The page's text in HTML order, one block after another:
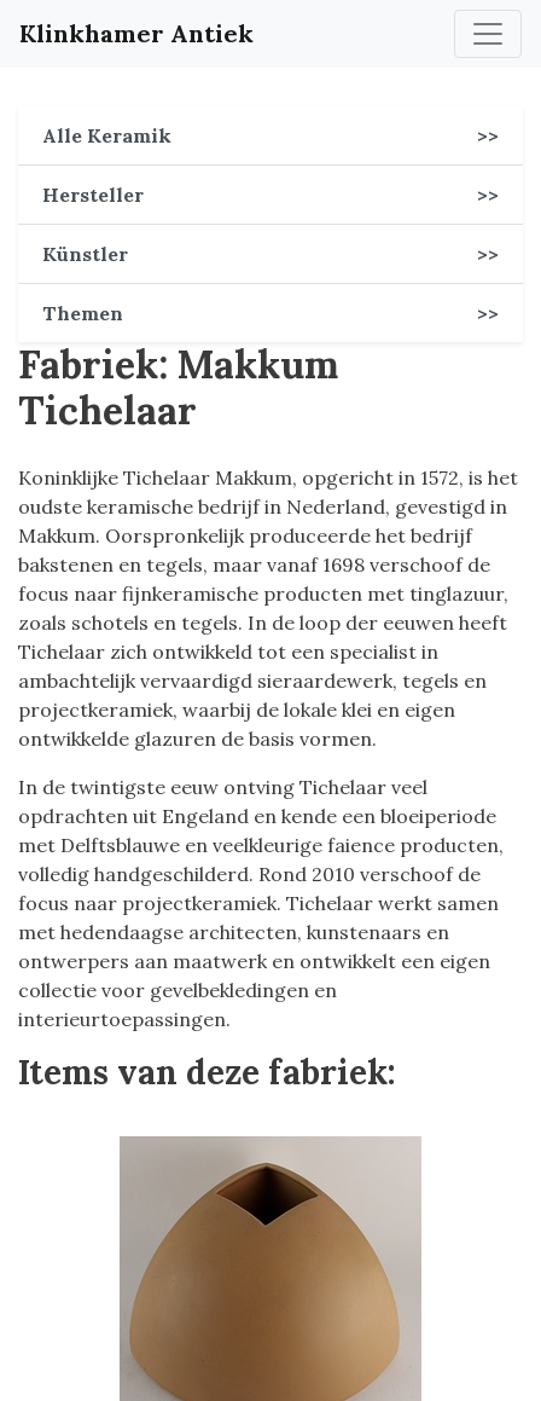
Klinkhamer Antiek
Alle Keramik >>
Hersteller >>
Künstler >>
Themen >>
Fabriek: Makkum
Tichelaar
Koninklijke Tichelaar Makkum, opgericht in 1572, is het
oudste keramische bedrijf in Nederland, gevestigd in
Makkum. Oorspronkelijk produceerde het bedrijf
bakstenen en tegels, maar vanaf 1698 verschoof de
focus naar fijnkeramische producten met tinglazuur,
zoals schotels en tegels. In de loop der eeuwen heeft
Tichelaar zich ontwikkeld tot een specialist in
ambachtelijk vervaardigd sieraardewerk, tegels en
projectkeramiek, waarbij de lokale klei en eigen
ontwikkelde glazuren de basis vormen.
In de twintigste eeuw ontving Tichelaar veel
opdrachten uit Engeland en kende een bloeiperiode
met Delftsblauwe en veelkleurige faience producten,
volledig handgeschilderd. Rond 2010 verschoof de
focus naar projectkeramiek. Tichelaar werkt samen
met hedendaagse architecten, kunstenaars en
ontwerpers aan maatwerk en ontwikkelt een eigen
collectie voor gevelbekledingen en
interieurtoepassingen.
Items van deze fabriek: